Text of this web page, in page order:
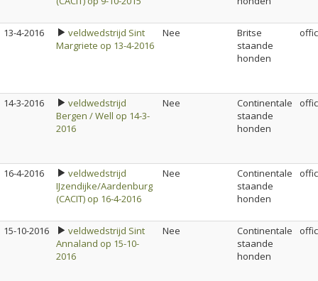
13-4-2016
veldwedstrijd Sint
Margriete op 13-4-2016
Nee
Britse
staande
honden
14-3-2016
veldwedstrijd
Bergen / Well op 14-3-
2016
Nee
Continentale
staande
honden
16-4-2016
veldwedstrijd
IJzendijke/Aardenburg
(CACIT) op 16-4-2016
Nee
Continentale
staande
honden
15-10-2016
veldwedstrijd Sint
Annaland op 15-10-
2016
Nee
Continentale
staande
honden